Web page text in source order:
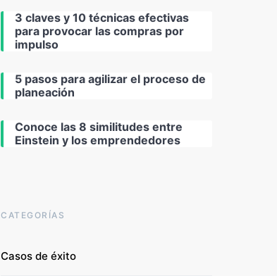
3 claves y 10 técnicas efectivas
para provocar las compras por
impulso
5 pasos para agilizar el proceso de
planeación
Conoce las 8 similitudes entre
Einstein y los emprendedores
CATEGORÍAS
Casos de éxito